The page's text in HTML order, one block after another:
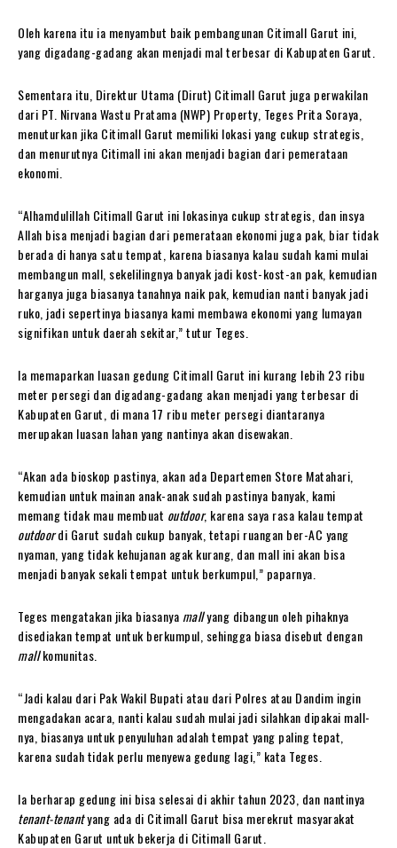
Oleh karena itu ia menyambut baik pembangunan Citimall Garut ini,
yang digadang-gadang akan menjadi mal terbesar di Kabupaten Garut.
Sementara itu, Direktur Utama (Dirut) Citimall Garut juga perwakilan
dari PT. Nirvana Wastu Pratama (NWP) Property, Teges Prita Soraya,
menuturkan jika Citimall Garut memiliki lokasi yang cukup strategis,
dan menurutnya Citimall ini akan menjadi bagian dari pemerataan
ekonomi.
“Alhamdulillah Citimall Garut ini lokasinya cukup strategis, dan insya
Allah bisa menjadi bagian dari pemerataan ekonomi juga pak, biar tidak
berada di hanya satu tempat, karena biasanya kalau sudah kami mulai
membangun mall, sekelilingnya banyak jadi kost-kost-an pak, kemudian
harganya juga biasanya tanahnya naik pak, kemudian nanti banyak jadi
ruko, jadi sepertinya biasanya kami membawa ekonomi yang lumayan
signifikan untuk daerah sekitar,” tutur Teges.
Ia memaparkan luasan gedung Citimall Garut ini kurang lebih 23 ribu
meter persegi dan digadang-gadang akan menjadi yang terbesar di
Kabupaten Garut, di mana 17 ribu meter persegi diantaranya
merupakan luasan lahan yang nantinya akan disewakan.
“Akan ada bioskop pastinya, akan ada Departemen Store Matahari,
kemudian untuk mainan anak-anak sudah pastinya banyak, kami
memang tidak mau membuat outdoor, karena saya rasa kalau tempat
outdoordi Garut sudah cukup banyak, tetapi ruangan ber-AC yang
nyaman, yang tidak kehujanan agak kurang, dan mall ini akan bisa
menjadi banyak sekali tempat untuk berkumpul,” paparnya.
Teges mengatakan jika biasanya mallyang dibangun oleh pihaknya
disediakan tempat untuk berkumpul, sehingga biasa disebut dengan
mallkomunitas.
“Jadi kalau dari Pak Wakil Bupati atau dari Polres atau Dandim ingin
mengadakan acara, nanti kalau sudah mulai jadi silahkan dipakai mall-
nya, biasanya untuk penyuluhan adalah tempat yang paling tepat,
karena sudah tidak perlu menyewa gedung lagi,” kata Teges.
Ia berharap gedung ini bisa selesai di akhir tahun 2023, dan nantinya
tenant-tenantyang ada di Citimall Garut bisa merekrut masyarakat
Kabupaten Garut untuk bekerja di Citimall Garut.